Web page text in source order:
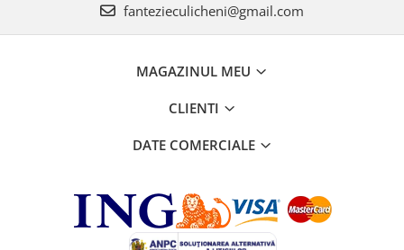
fantezieculicheni@gmail.com
MAGAZINUL MEU
CLIENTI
DATE COMERCIALE